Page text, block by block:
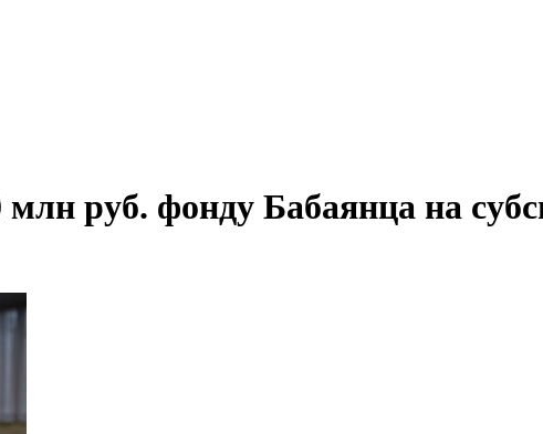
руб. фонду Бабаянца на